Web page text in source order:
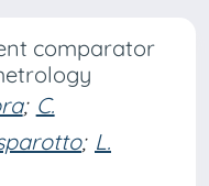
comparator
; C.
; L.